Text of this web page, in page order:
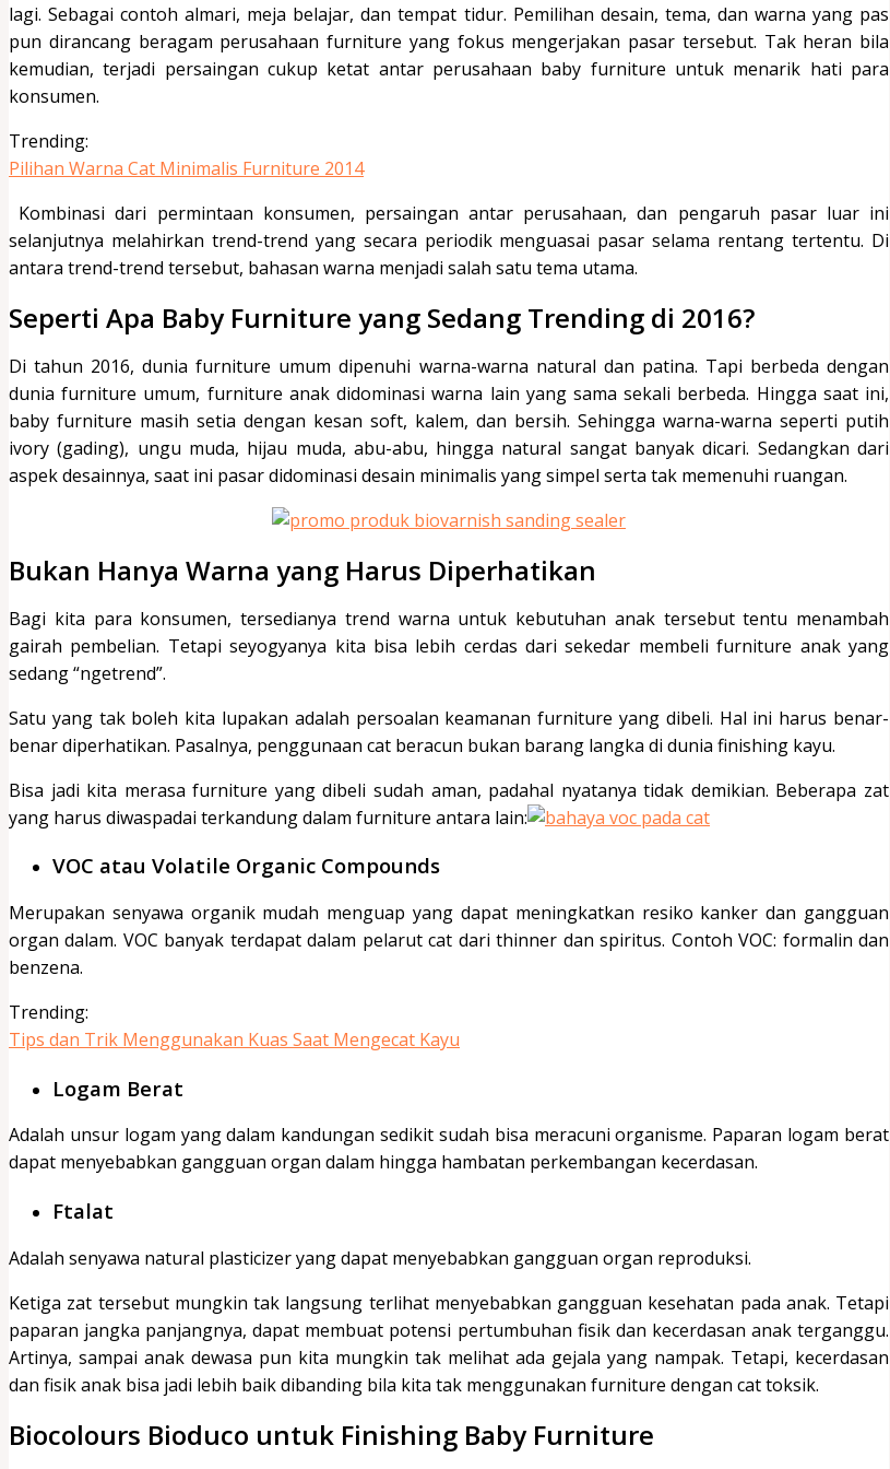
lagi. Sebagai contoh almari, meja belajar, dan tempat tidur. Pemilihan desain, tema, dan warna yang pas
pun dirancang beragam perusahaan furniture yang fokus mengerjakan pasar tersebut. Tak heran bila
kemudian, terjadi persaingan cukup ketat antar perusahaan baby furniture untuk menarik hati para
konsumen.
Trending:
Pilihan Warna Cat Minimalis Furniture 2014
Kombinasi dari permintaan konsumen, persaingan antar perusahaan, dan pengaruh pasar luar ini
selanjutnya melahirkan trend-trend yang secara periodik menguasai pasar selama rentang tertentu. Di
antara trend-trend tersebut, bahasan warna menjadi salah satu tema utama.
Seperti Apa Baby Furniture yang Sedang Trending di 2016?
Di tahun 2016, dunia furniture umum dipenuhi warna-warna natural dan patina. Tapi berbeda dengan
dunia furniture umum, furniture anak didominasi warna lain yang sama sekali berbeda. Hingga saat ini,
baby furniture masih setia dengan kesan soft, kalem, dan bersih. Sehingga warna-warna seperti putih
ivory (gading), ungu muda, hijau muda, abu-abu, hingga natural sangat banyak dicari. Sedangkan dari
aspek desainnya, saat ini pasar didominasi desain minimalis yang simpel serta tak memenuhi ruangan.
Bukan Hanya Warna yang Harus Diperhatikan
Bagi kita para konsumen, tersedianya trend warna untuk kebutuhan anak tersebut tentu menambah
gairah pembelian. Tetapi seyogyanya kita bisa lebih cerdas dari sekedar membeli furniture anak yang
sedang “ngetrend”.
Satu yang tak boleh kita lupakan adalah persoalan keamanan furniture yang dibeli. Hal ini harus benar-
benar diperhatikan. Pasalnya, penggunaan cat beracun bukan barang langka di dunia finishing kayu.
Bisa jadi kita merasa furniture yang dibeli sudah aman, padahal nyatanya tidak demikian. Beberapa zat
yang harus diwaspadai terkandung dalam furniture antara lain:
VOC atau Volatile Organic Compounds
Merupakan senyawa organik mudah menguap yang dapat meningkatkan resiko kanker dan gangguan
organ dalam. VOC banyak terdapat dalam pelarut cat dari thinner dan spiritus. Contoh VOC: formalin dan
benzena.
Trending:
Tips dan Trik Menggunakan Kuas Saat Mengecat Kayu
Logam Berat
Adalah unsur logam yang dalam kandungan sedikit sudah bisa meracuni organisme. Paparan logam berat
dapat menyebabkan gangguan organ dalam hingga hambatan perkembangan kecerdasan.
Ftalat
Adalah senyawa natural plasticizer yang dapat menyebabkan gangguan organ reproduksi.
Ketiga zat tersebut mungkin tak langsung terlihat menyebabkan gangguan kesehatan pada anak. Tetapi
paparan jangka panjangnya, dapat membuat potensi pertumbuhan fisik dan kecerdasan anak terganggu.
Artinya, sampai anak dewasa pun kita mungkin tak melihat ada gejala yang nampak. Tetapi, kecerdasan
dan fisik anak bisa jadi lebih baik dibanding bila kita tak menggunakan furniture dengan cat toksik.
Biocolours Bioduco untuk Finishing Baby Furniture